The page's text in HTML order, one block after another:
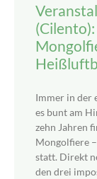
Immer in der
es bunt am
zehn Jahren
Mongolfiere
statt. Direkt
den drei